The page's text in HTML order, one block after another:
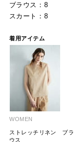
ブラウス：8
スカート：8
着用アイテム
WOMEN
ストレッチリネン ブラ
ウス